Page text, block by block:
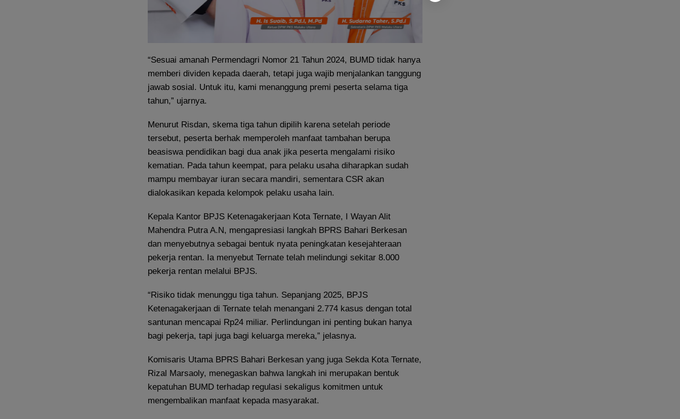
“Sesuai amanah Permendagri Nomor 21 Tahun 2024, BUMD tidak hanya
memberi dividen kepada daerah, tetapi juga wajib menjalankan tanggung
jawab sosial. Untuk itu, kami menanggung premi peserta selama tiga
tahun,” ujarnya.
Menurut Risdan, skema tiga tahun dipilih karena setelah periode
tersebut, peserta berhak memperoleh manfaat tambahan berupa
beasiswa pendidikan bagi dua anak jika peserta mengalami risiko
kematian. Pada tahun keempat, para pelaku usaha diharapkan sudah
mampu membayar iuran secara mandiri, sementara CSR akan
dialokasikan kepada kelompok pelaku usaha lain.
Kepala Kantor BPJS Ketenagakerjaan Kota Ternate, I Wayan Alit
Mahendra Putra A.N, mengapresiasi langkah BPRS Bahari Berkesan
dan menyebutnya sebagai bentuk nyata peningkatan kesejahteraan
pekerja rentan. Ia menyebut Ternate telah melindungi sekitar 8.000
pekerja rentan melalui BPJS.
“Risiko tidak menunggu tiga tahun. Sepanjang 2025, BPJS
Ketenagakerjaan di Ternate telah menangani 2.774 kasus dengan total
santunan mencapai Rp24 miliar. Perlindungan ini penting bukan hanya
bagi pekerja, tapi juga bagi keluarga mereka,” jelasnya.
Komisaris Utama BPRS Bahari Berkesan yang juga Sekda Kota Ternate,
Rizal Marsaoly, menegaskan bahwa langkah ini merupakan bentuk
kepatuhan BUMD terhadap regulasi sekaligus komitmen untuk
mengembalikan manfaat kepada masyarakat.